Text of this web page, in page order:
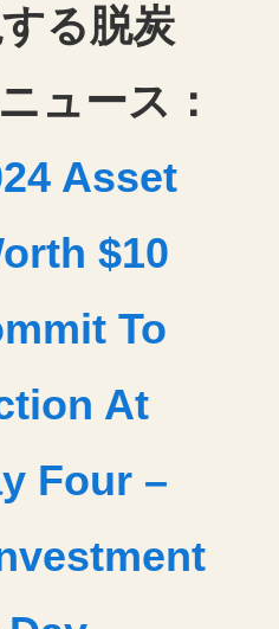
る脱炭
ュース：
Asset
$10
To
At
Four –